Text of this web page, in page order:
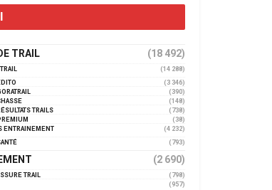
TRAIL (18 492)
(14 288)
(3 346)
(390)
(148)
TRAILS
(738)
(38)
ENTRAINEMENT
(4 232)
(793)
(2 690)
TRAIL
(798)
(957)